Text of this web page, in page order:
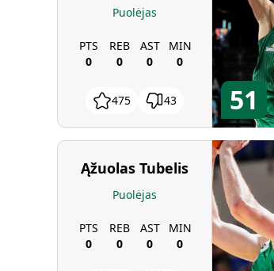
Puolėjas
PTS
0
REB
0
AST
0
MIN
0
475 43 51
Ąžuolas Tubelis
Puolėjas
PTS
0
REB
0
AST
0
MIN
0